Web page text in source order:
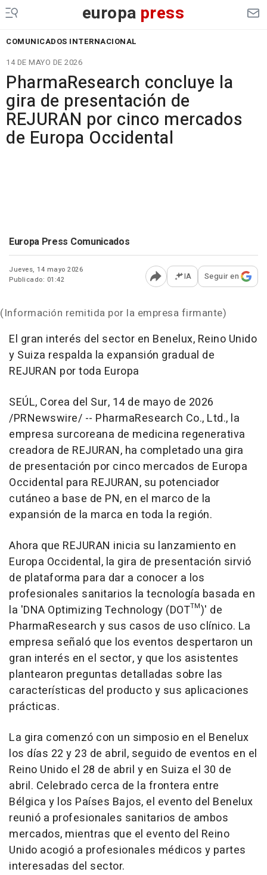
europa press
COMUNICADOS INTERNACIONAL
14 DE MAYO DE 2026
PharmaResearch concluye la
gira de presentación de
REJURAN por cinco mercados
de Europa Occidental
Europa Press Comunicados
Jueves, 14 mayo 2026
Publicado: 01:42
Abrir opciones para
IA Seguir en
(Información remitida por la empresa firmante)
El gran interés del sector en Benelux, Reino Unido
y Suiza respalda la expansión gradual de
REJURAN por toda Europa
SEÚL, Corea del Sur, 14 de mayo de 2026
/PRNewswire/ -- PharmaResearch Co., Ltd., la
empresa surcoreana de medicina regenerativa
creadora de REJURAN, ha completado una gira
de presentación por cinco mercados de Europa
Occidental para REJURAN, su potenciador
cutáneo a base de PN, en el marco de la
expansión de la marca en toda la región.
Ahora que REJURAN inicia su lanzamiento en
Europa Occidental, la gira de presentación sirvió
de plataforma para dar a conocer a los
profesionales sanitarios la tecnología basada en
la 'DNA Optimizing Technology (DOT™)' de
PharmaResearch y sus casos de uso clínico. La
empresa señaló que los eventos despertaron un
gran interés en el sector, y que los asistentes
plantearon preguntas detalladas sobre las
características del producto y sus aplicaciones
prácticas.
La gira comenzó con un simposio en el Benelux
los días 22 y 23 de abril, seguido de eventos en el
Reino Unido el 28 de abril y en Suiza el 30 de
abril. Celebrado cerca de la frontera entre
Bélgica y los Países Bajos, el evento del Benelux
reunió a profesionales sanitarios de ambos
mercados, mientras que el evento del Reino
Unido acogió a profesionales médicos y partes
interesadas del sector.